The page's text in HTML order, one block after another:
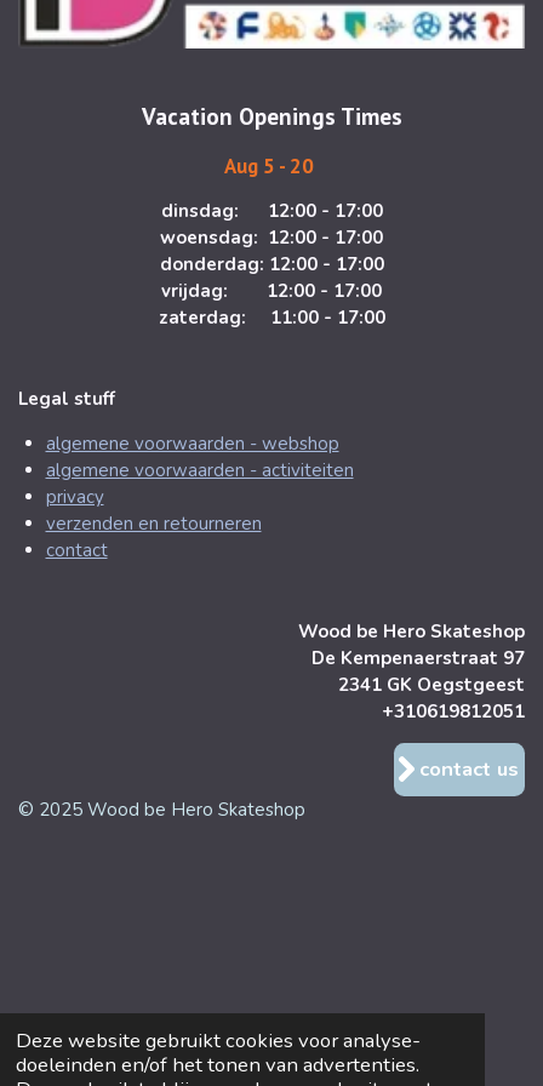
Deze website gebruikt cookies voor analyse-
doeleinden en/of het tonen van advertenties.
g
r
m
o
o
Vacation Openings Times
Aug 5 - 20
dinsdag: 12:00 - 17:00
woensdag: 12:00 - 17:00
donderdag: 12:00 - 17:00
vrijdag: 12:00 - 17:00
zaterdag: 11:00 - 17:00
Legal stuff
algemene voorwaarden - webshop
algemene voorwaarden - activiteiten
privacy
verzenden en retourneren
contact
Wood be Hero Skateshop
De Kempenaerstraat 97
2341 GK Oegstgeest
+310619812051
contact us
© 2025 Wood be Hero Skateshop